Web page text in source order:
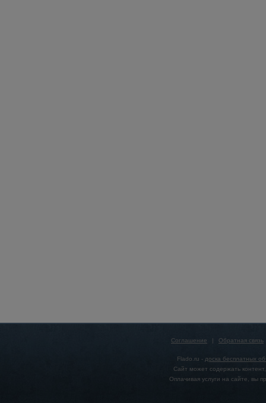
Соглашение | Обратная связь
Flado.ru - доска бесплатных
Сайт может содержать
Оплачивая услуги на сайте, вы